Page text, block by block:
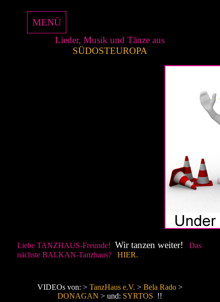
MENÜ
Lieder, Musik und Tänze aus
SÜDOSTEUROPA
Liebe TANZHAUS-Freunde! Wir tanzen weiter! Das
nächste BALKAN-Tanzhaus?HIER.
VIDEOs von: > TanzHaus e.V. > Bela Rado>
DONAGAN > und: SYRTOS !!